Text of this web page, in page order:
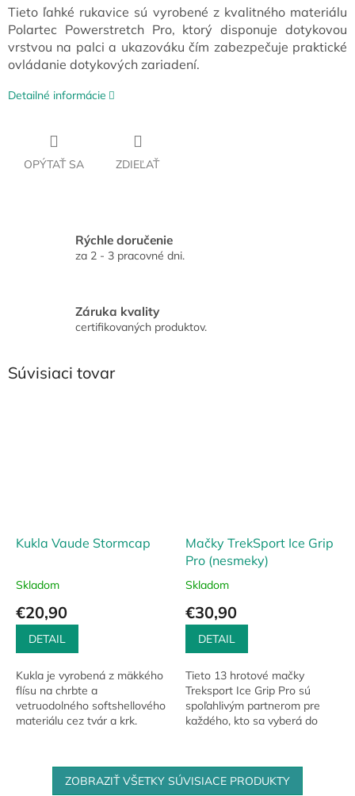
Tieto ľahké rukavice sú vyrobené z kvalitného materiálu
Polartec Powerstretch Pro, ktorý disponuje dotykovou
vrstvou na palci a ukazováku čím zabezpečuje praktické
ovládanie dotykových zariadení.
Detailné informácie
OPÝTAŤ SA ZDIEĽAŤ
Rýchle doručenie
za 2 - 3 pracovné dni.
Záruka kvality
certifikovaných produktov.
Súvisiaci tovar
Kukla Vaude Stormcap
Skladom
€20,90
DETAIL
Kukla je vyrobená z mäkkého
flísu na chrbte a
vetruodolného softshellového
materiálu cez tvár a krk.
úst a nosa....
Mačky TrekSport Ice Grip
Pro (nesmeky)
Skladom
€30,90
DETAIL
Tieto 13 hrotové mačky
Treksport Ice Grip Pro sú
spoľahlivým partnerom pre
každého, kto sa vyberá do
vlastností a praktických...
ZOBRAZIŤ VŠETKY SÚVISIACE PRODUKTY